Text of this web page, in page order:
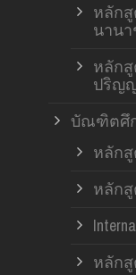
หลัก
นาน
หลัก
ปริญ
บัณฑิตศึ
หลัก
หลัก
หลัก